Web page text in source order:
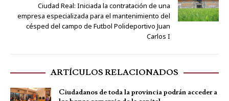
Ciudad Real: Iniciada la contratación de una
empresa especializada para el mantenimiento del
césped del campo de Futbol Polideportivo Juan
Carlos I
ARTÍCULOS RELACIONADOS
Ciudadanos de toda la provincia podrán acceder a